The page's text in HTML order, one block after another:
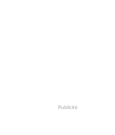
Publicité